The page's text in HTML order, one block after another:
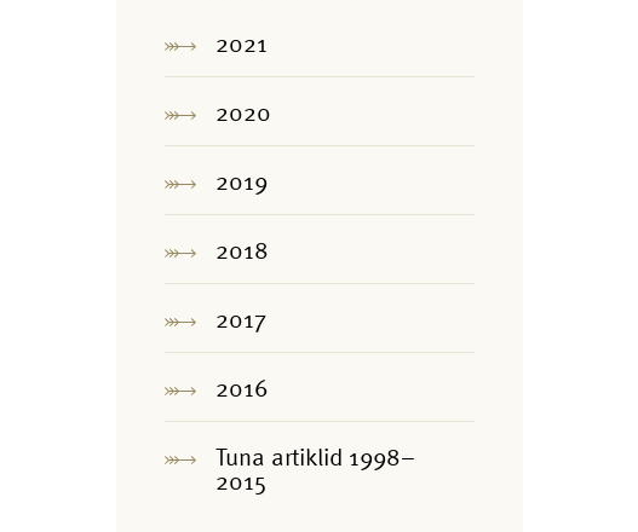
2021
2020
2019
2018
2017
2016
Tuna artiklid 1998–
2015